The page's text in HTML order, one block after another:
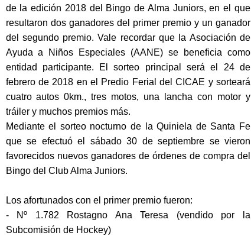
de la edición 2018 del Bingo de Alma Juniors, en el que
resultaron dos ganadores del primer premio y un ganador
del segundo premio. Vale recordar que la Asociación de
Ayuda a Niños Especiales (AANE) se beneficia como
entidad participante. El sorteo principal será el 24 de
febrero de 2018 en el Predio Ferial del CICAE y sorteará
cuatro autos 0km., tres motos, una lancha con motor y
tráiler y muchos premios más.
Mediante el sorteo nocturno de la Quiniela de Santa Fe
que se efectuó el sábado 30 de septiembre se vieron
favorecidos nuevos ganadores de órdenes de compra del
Bingo del Club Alma Juniors.
Los afortunados con el primer premio fueron:
- Nº 1.782 Rostagno Ana Teresa (vendido por la
Subcomisión de Hockey)